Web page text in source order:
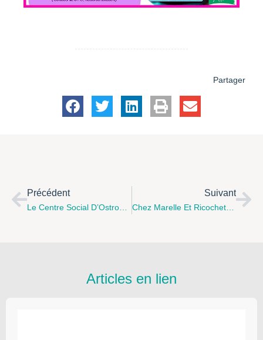
Partager
Précédent Suivant
Chez Marelle Et Ricochet "le Café Des Enfants" À Partir De Septembre 2015 Crée Ta Marionnette Et Son Histoire.
Articles en lien